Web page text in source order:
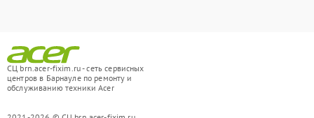
СЦ brn.acer-fixim.ru - сеть сервисных
центров в Барнауле по ремонту и
обслуживанию техники Acer